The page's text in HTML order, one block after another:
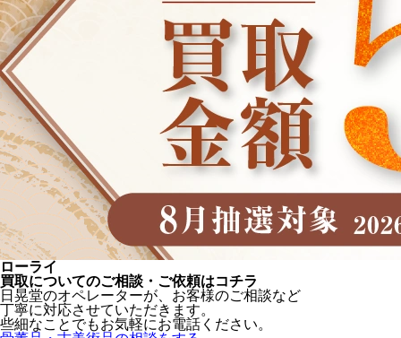
ローライ
買取についてのご相談・ご依頼はコチラ
日晃堂のオペレーターが、お客様のご相談など
丁寧に対応させていただきます。
些細なことでもお気軽にお電話ください。